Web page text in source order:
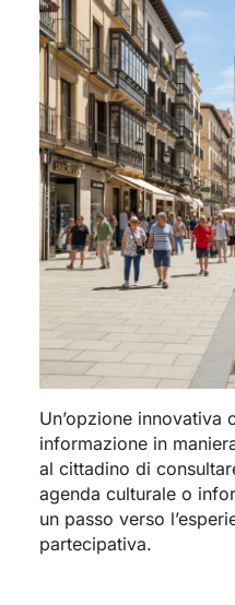
Un’opzione innovativa
informazione in
al cittadino di
agenda culturale o
un passo verso
partecipativa.